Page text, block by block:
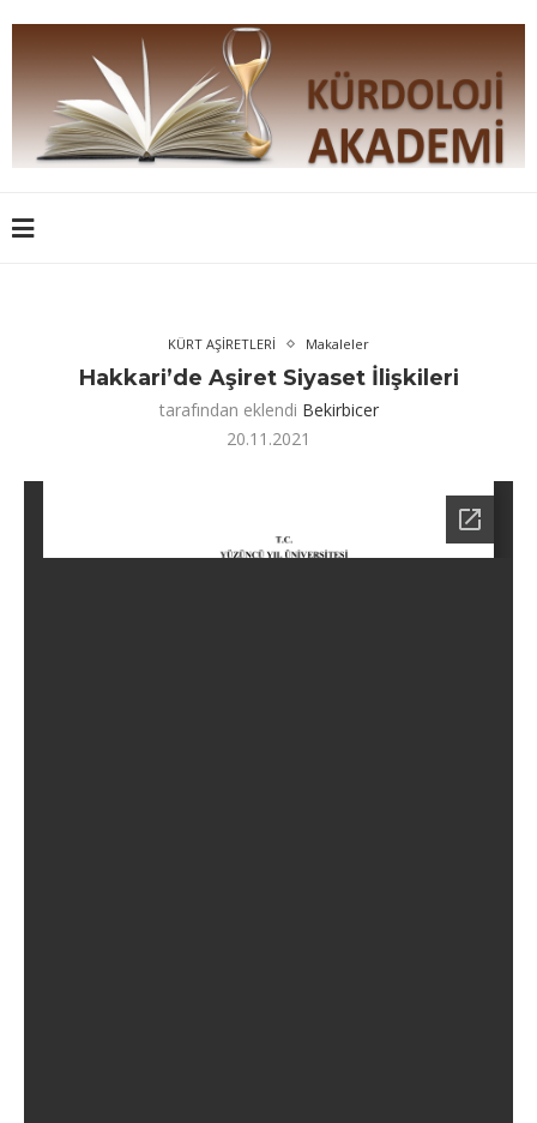
KÜRT AŞİRETLERİ Makaleler
Hakkari’de Aşiret Siyaset İlişkileri
tarafından eklendi Bekirbicer
20.11.2021